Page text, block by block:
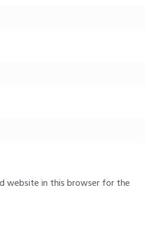
website in this browser for the